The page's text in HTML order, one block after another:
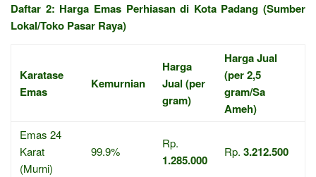
Daftar 2: Harga Emas Perhiasan di Kota Padang (Sumber
Lokal/Toko Pasar Raya)
Karatase
Emas
Kemurnian
Harga
Jual (per
gram)
Harga Jual
(per 2,5
gram/Sa
Ameh)
Emas 24
Karat
(Murni)
99.9%
Rp.
1.285.000
Rp. 3.212.500